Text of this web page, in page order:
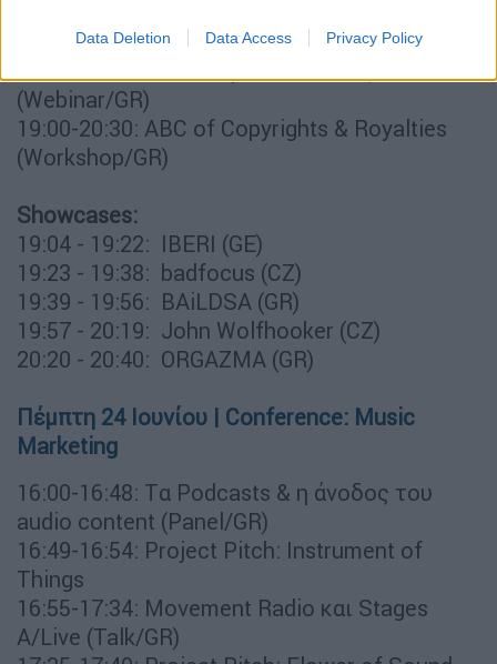
Data Deletion Data Access Privacy Policy
(Panel/GR)
(Webinar/GR)
19:00-20:30: ABC of Copyrights & Royalties
(Workshop/GR)
Showcases:
19:04 - 19:22: IBERI (GE)
19:23 - 19:38: badfocus (CZ)
19:39 - 19:56: BAiLDSA (GR)
19:57 - 20:19: John Wolfhooker (CZ)
20:20 - 20:40: ORGAZMA (GR)
Πέμπτη 24 Ιουνίου | Conference: Music
Marketing
16:00-16:48: Tα Podcasts & η άνοδος του
audio content (Panel/GR)
16:49-16:54: Project Pitch: Instrument of
Things
16:55-17:34: Movement Radio και Stages
A/Live (Talk/GR)